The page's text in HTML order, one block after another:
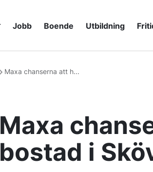
Jobb Boende Utbildning
Maxa chanserna att h...
Maxa
bostad i